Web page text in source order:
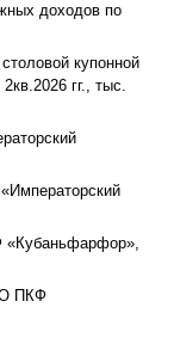
доходов по
купонной
гг., тыс.
«Кубаньфарфор»,
ПКФ